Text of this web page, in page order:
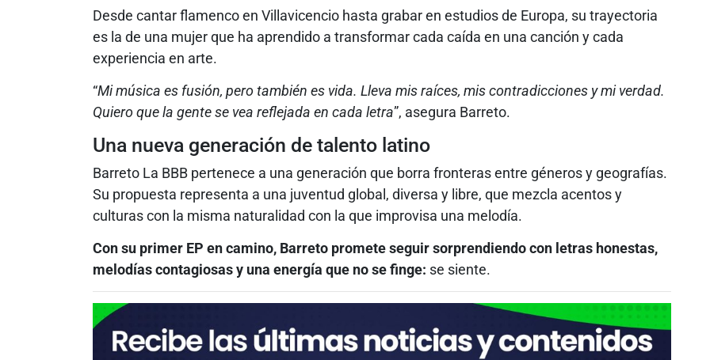
Desde cantar flamenco en Villavicencio hasta grabar en estudios de Europa, su trayectoria
es la de una mujer que ha aprendido a transformar cada caída en una canción y cada
experiencia en arte.
“Mi música es fusión, pero también es vida. Lleva mis raíces, mis contradicciones y mi verdad.
Quiero que la gente se vea reflejada en cada letra”, asegura Barreto.
Una nueva generación de talento latino
Barreto La BBB pertenece a una generación que borra fronteras entre géneros y geografías.
Su propuesta representa a una juventud global, diversa y libre, que mezcla acentos y
culturas con la misma naturalidad con la que improvisa una melodía.
Con su primer EP en camino, Barreto promete seguir sorprendiendo con letras honestas,
melodías contagiosas y una energía que no se finge: se siente.